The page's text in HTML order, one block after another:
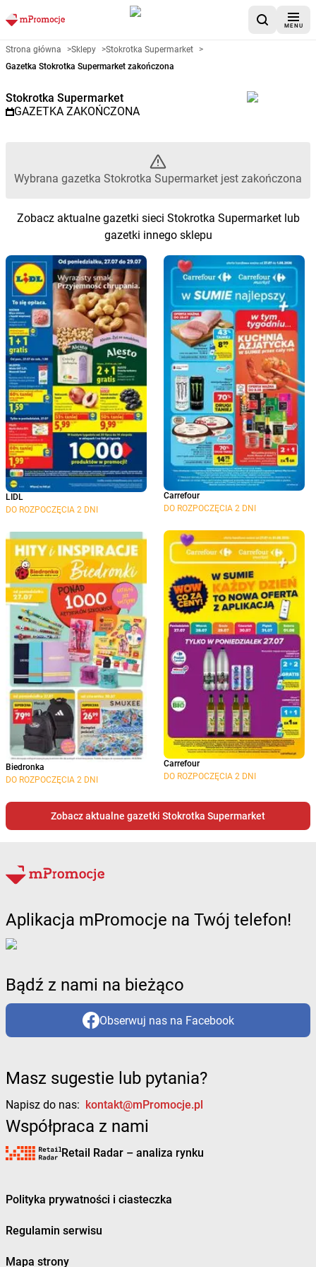
MENU
Gazetka promocyjna
Strona główna >Sklepy >Stokrotka Supermarket >
Gazetka Stokrotka Supermarket zakończona
Stokrotka Supermarket
GAZETKA ZAKOŃCZONA
Wybrana gazetka Stokrotka Supermarket jest zakończona
Zobacz aktualne gazetki sieci Stokrotka Supermarket lub
gazetki innego sklepu
LIDL
DO ROZPOCZĘCIA 2 DNI
Biedronka
DO ROZPOCZĘCIA 2 DNI
Carrefour
DO ROZPOCZĘCIA 2 DNI
Carrefour
DO ROZPOCZĘCIA 2 DNI
Zobacz aktualne gazetki Stokrotka Supermarket
Aplikacja mPromocje na Twój telefon!
Bądź z nami na bieżąco
Obserwuj nas na Facebook
Masz sugestie lub pytania?
Napisz do nas: kontakt@mPromocje.pl
Współpraca z nami
Retail Radar – analiza rynku
Polityka prywatności i ciasteczka
Regulamin serwisu
Mapa strony